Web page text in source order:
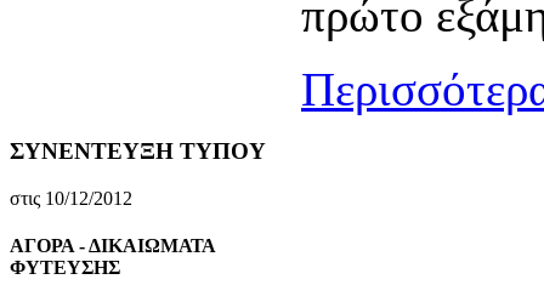
πρώτο
ΣΥΝΕΝΤΕΥΞΗ ΤΥΠΟΥ
στις 10/12/2012
ΑΓΟΡΑ - ΔΙΚΑΙΩΜΑΤΑ
ΦΥΤΕΥΣΗΣ